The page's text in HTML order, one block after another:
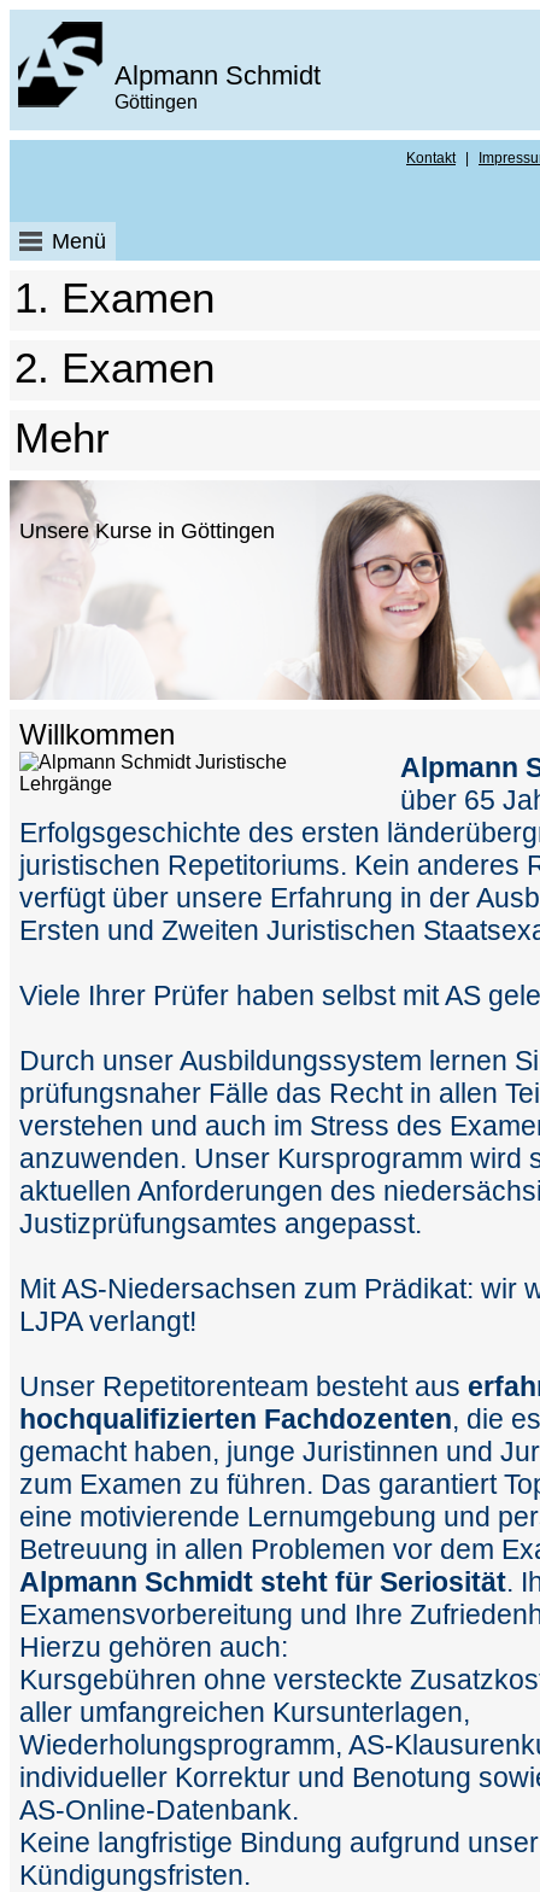
Alpmann Schmidt
Göttingen
Kontakt
Menü
1. Examen
2. Examen
Mehr
Unsere Kurse in Göttingen
Willkommen
Alpmann
über 65
Erfolgsgeschichte des ersten
juristischen Repetitoriums. Kein anderes
verfügt über unsere Erfahrung in der
Ersten und Zweiten Juristischen
Viele Ihrer Prüfer haben selbst mit AS
Durch unser Ausbildungssystem lernen
prüfungsnaher Fälle das Recht in allen
verstehen und auch im Stress des
anzuwenden. Unser Kursprogramm wird
aktuellen Anforderungen des
Justizprüfungsamtes angepasst.
Mit AS-Niedersachsen zum Prädikat: wir
LJPA verlangt!
Unser Repetitorenteam besteht aus
hochqualifizierten Fachdozenten, die
gemacht haben, junge Juristinnen und
zum Examen zu führen. Das garantiert
eine motivierende Lernumgebung und
Betreuung in allen Problemen vor dem
Alpmann Schmidt steht für Seriosität.
Examensvorbereitung und Ihre
Hierzu gehören auch:
Kursgebühren ohne versteckte
aller umfangreichen Kursunterlagen,
Wiederholungsprogramm, AS-
individueller Korrektur und Benotung
AS-Online-Datenbank.
Keine langfristige Bindung aufgrund
Kündigungsfristen.